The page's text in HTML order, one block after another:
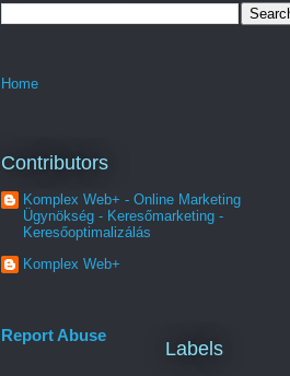
Home
Contributors
Komplex Web+ - Online Marketing
Ügynökség - Keresőmarketing -
Keresőoptimalizálás
Komplex Web+
Report Abuse
Labels